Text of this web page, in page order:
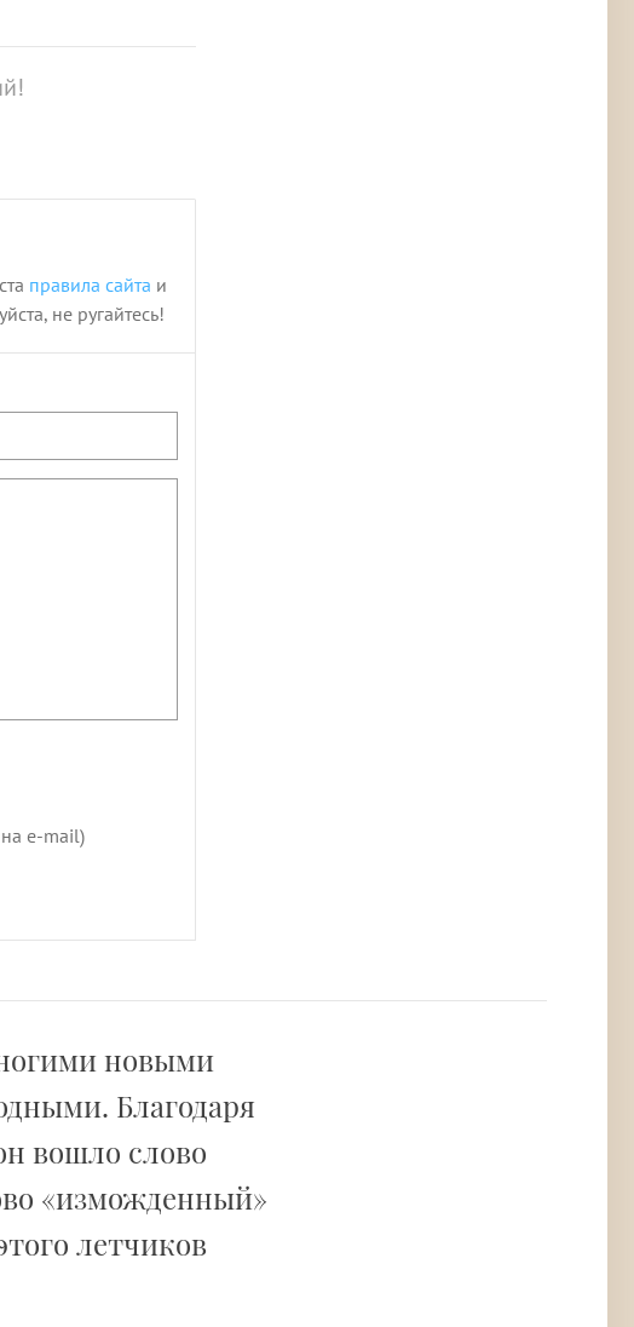
правила сайта и
не ругайтесь!
e-mail)
новыми
Благодаря
вошло слово
«изможденный»
летчиков